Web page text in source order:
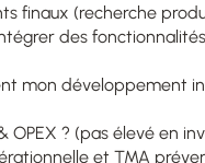
finaux (recherche
des
mon développement
OPEX ? (pas élevé en
et TMA